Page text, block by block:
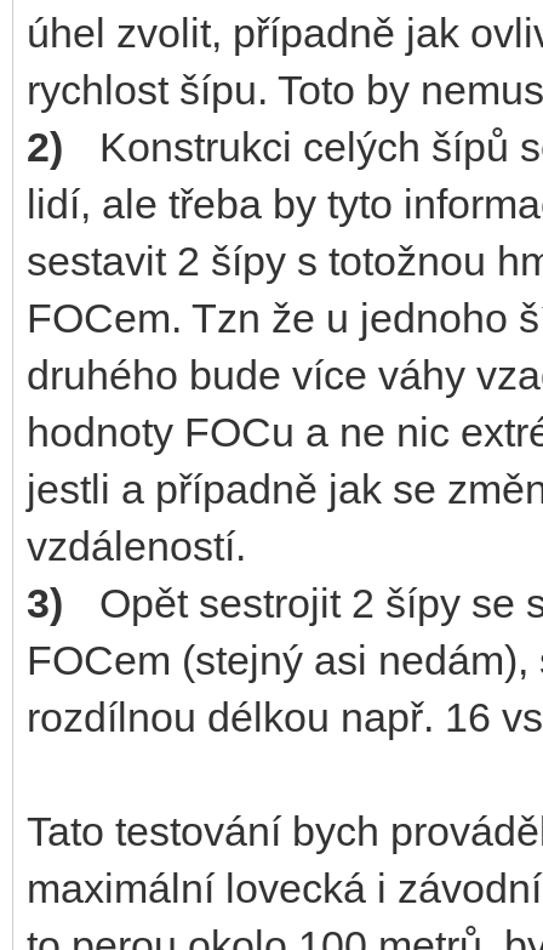
úhel zvolit, případně jak
rychlost šípu. Toto by
2)
Konstrukci celých šípů
lidí, ale třeba by tyto
sestavit 2 šípy s totožnou
FOCem. Tzn že u jednoho
druhého bude více váhy
hodnoty FOCu a ne nic
jestli a případně jak se
vzdáleností.
3)
Opět sestrojit 2 šípy se
FOCem (stejný asi
rozdílnou délkou např. 16 vs
Tato testování bych
maximální lovecká i